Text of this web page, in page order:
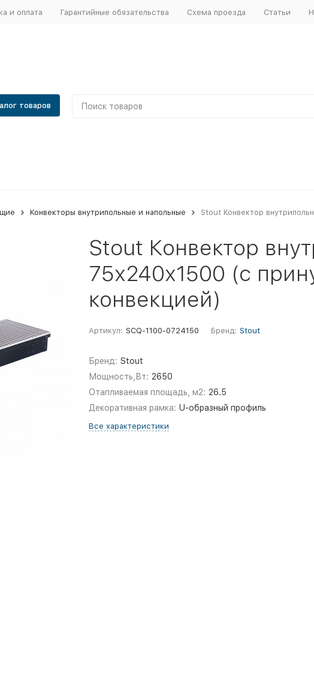
и оплата Гарантийные обязательства Схема проезда Статьи
товаров
Конвекторы внутрипольные и напольные Stout Конвектор
Stout Конвектор
75х240х1500 (с
конвекцией)
Артикул: SCQ-1100-0724150 Бренд: Stout
Бренд: Stout
Мощность,Вт: 2650
Отапливаемая площадь, м2: 26.5
Декоративная рамка: U-образный профиль
Все характеристики